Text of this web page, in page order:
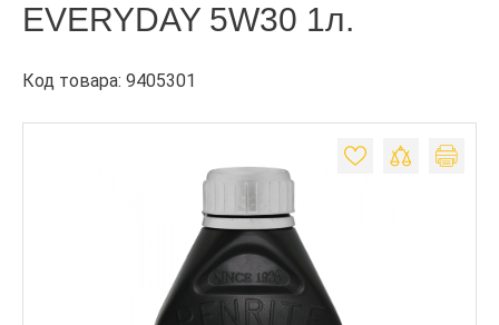
EVERYDAY 5W30 1л.
Код товара: 9405301